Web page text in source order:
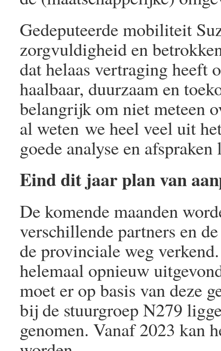
Gedeputeerde mobiliteit
zorgvuldigheid en
dat helaas vertraging heeft
haalbaar, duurzaam en
belangrijk om niet meteen
al weten we heel veel uit
goede analyse en
Eind dit jaar plan van
De komende maanden
verschillende partners en
de provinciale weg
helemaal opnieuw
moet er op basis van deze
bij de stuurgroep N279
genomen. Vanaf 2023 kan